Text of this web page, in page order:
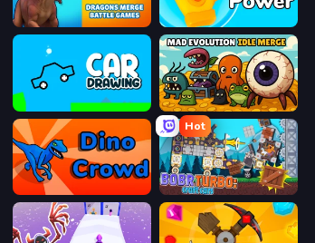
Dragons Merge: Battle Games Glove Power
Car Drawing Game Mad Evolution: Idle Merge
Dino Crowd
Hot
Bobr Turbo: Craft Cars